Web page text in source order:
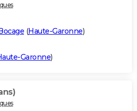
(Haute-Garonne)
Garonne)